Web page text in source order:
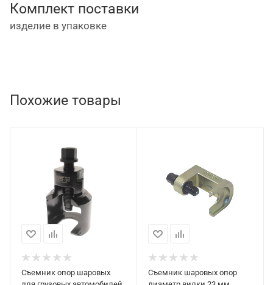
Комплект поставки
изделие в упаковке
Похожие товары
Съемник опор шаровых
Съемник шаровых опор